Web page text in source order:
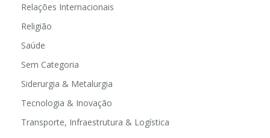
Relações Internacionais
Religião
Saúde
Sem Categoria
Siderurgia & Metalurgia
Tecnologia & Inovação
Transporte, Infraestrutura & Logística